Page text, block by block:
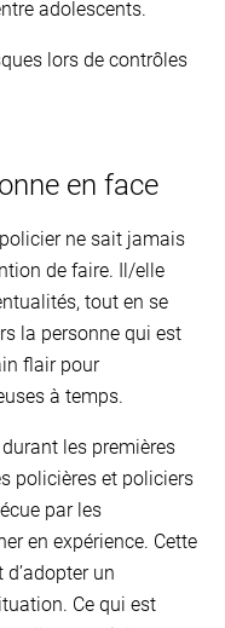
adolescents.
lors de contrôles
en face
ne sait jamais
de faire. Il/elle
tout en se
la personne qui est
flair pour
à temps.
les premières
policières et policiers
par les
en expérience. Cette
d’adopter un
Ce qui est